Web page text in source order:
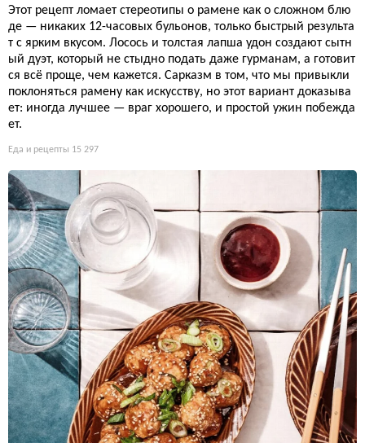
Этот рецепт ломает стереотипы о рамене как о сложном блю
де — никаких 12-часовых бульонов, только быстрый результа
т с ярким вкусом. Лосось и толстая лапша удон создают сытн
ый дуэт, который не стыдно подать даже гурманам, а готовит
ся всё проще, чем кажется. Сарказм в том, что мы привыкли
поклоняться рамену как искусству, но этот вариант доказыва
ет: иногда лучшее — враг хорошего, и простой ужин побежда
ет.
Еда и рецепты 15 297